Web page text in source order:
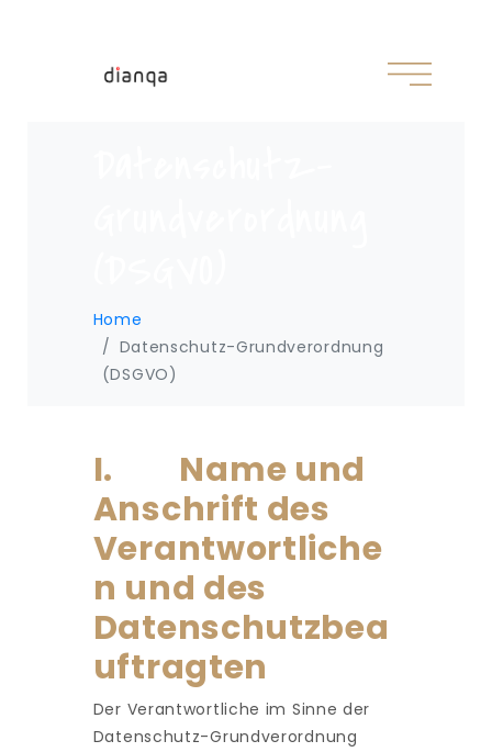
Home
Datenschutz-Grundverordnung
(DSGVO)
I. Name und
Anschrift des
Verantwortliche
n und des
Datenschutzbea
uftragten
Der Verantwortliche im Sinne der
Datenschutz-Grundverordnung